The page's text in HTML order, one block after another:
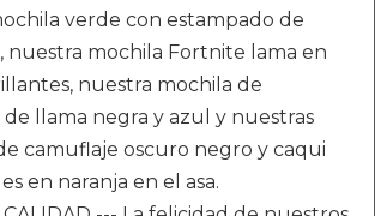
verde con estampado de
nuestra mochila Fortnite lama en
nuestra mochila de
llama negra y azul y nuestras
camuflaje oscuro negro y caqui
en naranja en el asa.